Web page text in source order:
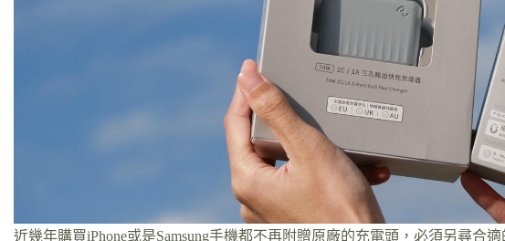
近幾年購買iPhone或是Samsung手機都不再附贈原廠的充電頭，必須另尋合